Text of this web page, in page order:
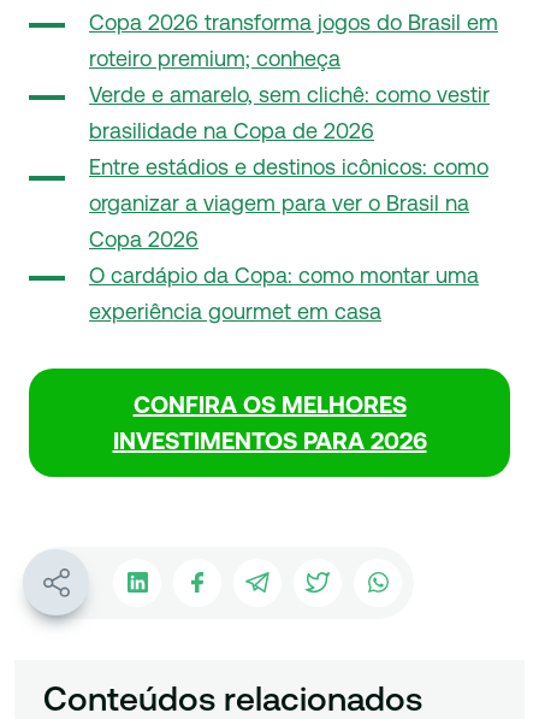
Copa 2026 transforma jogos do Brasil em
roteiro premium; conheça
Verde e amarelo, sem clichê: como vestir
brasilidade na Copa de 2026
Entre estádios e destinos icônicos: como
organizar a viagem para ver o Brasil na
Copa 2026
O cardápio da Copa: como montar uma
experiência gourmet em casa
CONFIRA OS MELHORES
INVESTIMENTOS PARA 2026
Conteúdos relacionados